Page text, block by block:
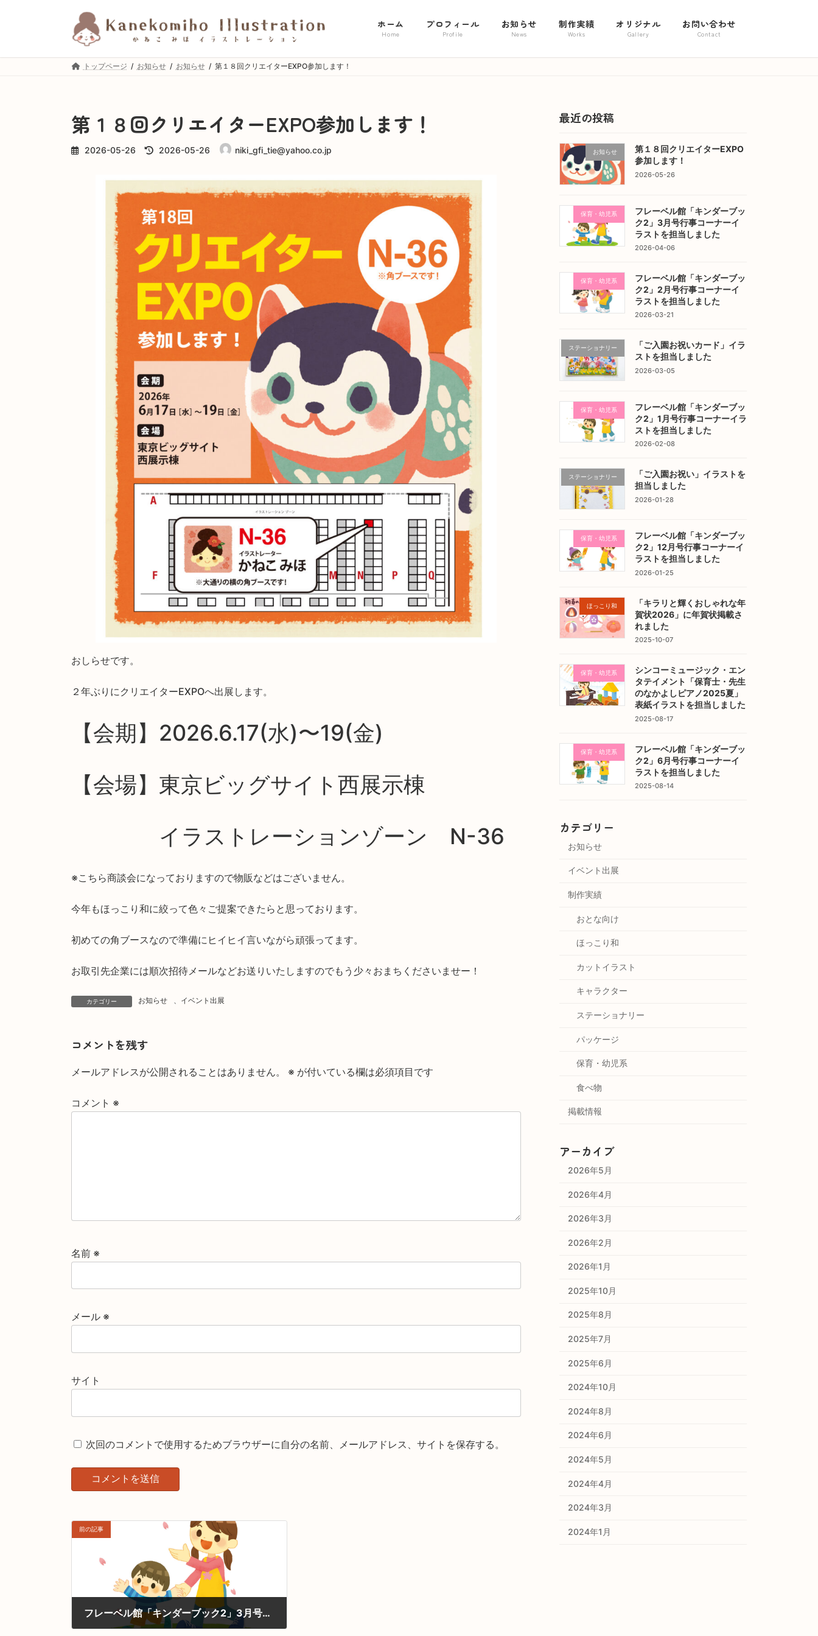
ツ
シ
ホーム
Home
プロフィール
Profile
お知らせ
News
制作実績
Works
オリジナル
Gallery
お問い合わせ
Contact
トップページ お知らせ お知らせ 第１８回クリエイターEXPO参加します！
第１８回クリエイターEXPO参加します！
2026-05-26
最
新
日
:
2026-05-26 niki_gfi_tie@yahoo.co.jp
おしらせです。
２年ぶりにクリエイターEXPOへ出展します。
【会期】2026.6.17(水)〜19(金)
【会場】東京ビッグサイト西展示棟
イラストレーションゾーン N-36
※こちら商談会になっておりますので物販などはございません。
今年もほっこり和に絞って色々ご提案できたらと思っております。
初めての角ブースなので準備にヒイヒイ言いながら頑張ってます。
お取引先企業には順次招待メールなどお送りいたしますのでもう少々おまちくださいませー！
カテゴリー お知らせ 、 イベント出展
コメントを残す
メールアドレスが公開されることはありません。 ※ が付いている欄は必須項目です
コメント ※
名前 ※
メール ※
サイト
次回のコメントで使用するためブラウザーに自分の名前、メールアドレス、サイトを保存する。
前の記事
フレーベル館「キンダーブック2」3月号行事コーナーイラストを担当しました
最近の投稿
お知らせ
第１８回クリエイターEXPO
参加します！
2026-05-26
保育・幼児系
フレーベル館「キンダーブッ
ク2」3月号行事コーナーイ
ラストを担当しました
2026-04-06
保育・幼児系
フレーベル館「キンダーブッ
ク2」2月号行事コーナーイ
ラストを担当しました
2026-03-21
ステーショナリー
「ご入園お祝いカード」イラ
ストを担当しました
2026-03-05
保育・幼児系
フレーベル館「キンダーブッ
ク2」1月号行事コーナーイラ
ストを担当しました
2026-02-08
ステーショナリー
「ご入園お祝い」イラストを
担当しました
2026-01-28
保育・幼児系
フレーベル館「キンダーブッ
ク2」12月号行事コーナーイ
ラストを担当しました
2026-01-25
ほっこり和
「キラリと輝くおしゃれな年
賀状2026」に年賀状掲載さ
れました
2025-10-07
保育・幼児系
シンコーミュージック・エン
タテイメント「保育士・先生
のなかよしピアノ2025夏」
表紙イラストを担当しました
2025-08-17
保育・幼児系
フレーベル館「キンダーブッ
ク2」6月号行事コーナーイ
ラストを担当しました
2025-08-14
カテゴリー
お知らせ
イベント出展
制作実績
おとな向け
ほっこり和
カットイラスト
キャラクター
ステーショナリー
パッケージ
保育・幼児系
食べ物
掲載情報
アーカイブ
2026年5月
2026年4月
2026年3月
2026年2月
2026年1月
2025年10月
2025年8月
2025年7月
2025年6月
2024年10月
2024年8月
2024年6月
2024年5月
2024年4月
2024年3月
2024年1月